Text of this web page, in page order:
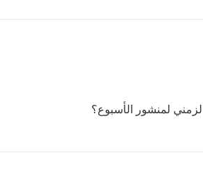
لمنشور الأسبوع؟